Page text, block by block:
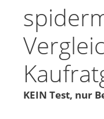
KEIN Test, nur